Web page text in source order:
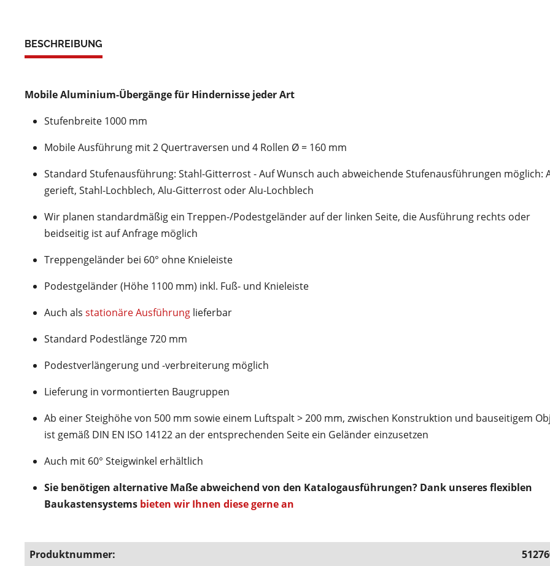
BESCHREIBUNG
Mobile Aluminium-Übergänge für Hindernisse jeder Art
Stufenbreite 1000 mm
Mobile Ausführung mit 2 Quertraversen und 4 Rollen Ø = 160 mm
Standard Stufenausführung: Stahl-Gitterrost - Auf Wunsch auch abweichende Stufenausführungen möglich:
gerieft, Stahl-Lochblech, Alu-Gitterrost oder Alu-Lochblech
Wir planen standardmäßig ein Treppen-/Podestgeländer auf der linken Seite, die Ausführung rechts oder
beidseitig ist auf Anfrage möglich
Treppengeländer bei 60° ohne Knieleiste
Podestgeländer (Höhe 1100 mm) inkl. Fuß- und Knieleiste
Auch als stationäre Ausführung lieferbar
Standard Podestlänge 720 mm
Podestverlängerung und -verbreiterung möglich
Lieferung in vormontierten Baugruppen
Ab einer Steighöhe von 500 mm sowie einem Luftspalt > 200 mm, zwischen Konstruktion und bauseitigem
ist gemäß DIN EN ISO 14122 an der entsprechenden Seite ein Geländer einzusetzen
Auch mit 60° Steigwinkel erhältlich
Sie benötigen alternative Maße abweichend von den Katalogausführungen? Dank unseres flexiblen
Baukastensystems bieten wir Ihnen diese gerne an
Produktnummer: